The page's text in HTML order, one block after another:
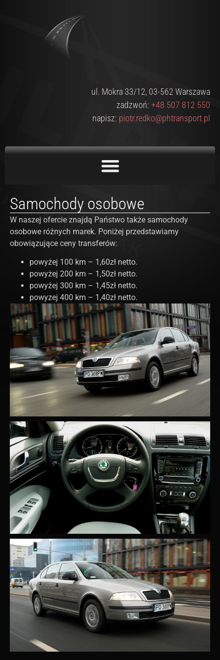
ul. Mokra 33/12, 03-562 Warszawa
zadzwoń: +48 507 812 550
napisz: piotr.redko@phtransport.pl
Samochody osobowe
W naszej ofercie znajdą Państwo także samochody
osobowe różnych marek. Poniżej przedstawiamy
obowiązujące ceny transferów:
powyżej 100 km – 1,60zł netto.
powyżej 200 km – 1,50zł netto.
powyżej 300 km – 1,45zł netto.
powyzej 400 km – 1,40zł netto.